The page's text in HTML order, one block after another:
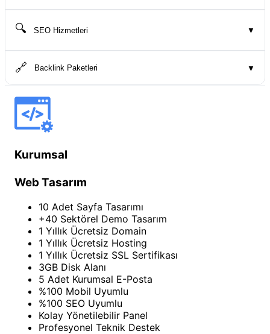
🔍 SEO Hizmetleri ▼
🔗 Backlink Paketleri ▼
Kurumsal
Web Tasarım
10 Adet Sayfa Tasarımı
+40 Sektörel Demo Tasarım
1 Yıllık Ücretsiz Domain
1 Yıllık Ücretsiz Hosting
1 Yıllık Ücretsiz SSL Sertifikası
3GB Disk Alanı
5 Adet Kurumsal E-Posta
%100 Mobil Uyumlu
%100 SEO Uyumlu
Kolay Yönetilebilir Panel
Profesyonel Teknik Destek